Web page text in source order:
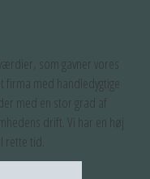
som gavner vores
firma med handledygtige
med en stor grad af
drift. Vi har en høj
tid.